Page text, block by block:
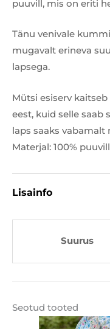
puuvill, mis on eriti
Tänu venivale
mugavalt erineva
lapsega.
Mütsi esiserv
eest, kuid selle saab
laps saaks
Materjal: 100% puuvill
Lisainfo
Suurus
Seotud tooted